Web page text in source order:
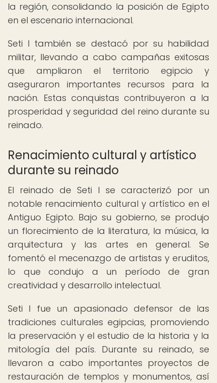
la región, consolidando la posición de Egipto
en el escenario internacional.
Seti I también se destacó por su habilidad
militar, llevando a cabo campañas exitosas
que ampliaron el territorio egipcio y
aseguraron importantes recursos para la
nación. Estas conquistas contribuyeron a la
prosperidad y seguridad del reino durante su
reinado.
Renacimiento cultural y artístico
durante su reinado
El reinado de Seti I se caracterizó por un
notable renacimiento cultural y artístico en el
Antiguo Egipto. Bajo su gobierno, se produjo
un florecimiento de la literatura, la música, la
arquitectura y las artes en general. Se
fomentó el mecenazgo de artistas y eruditos,
lo que condujo a un período de gran
creatividad y desarrollo intelectual.
Seti I fue un apasionado defensor de las
tradiciones culturales egipcias, promoviendo
la preservación y el estudio de la historia y la
mitología del país. Durante su reinado, se
llevaron a cabo importantes proyectos de
restauración de templos y monumentos, así